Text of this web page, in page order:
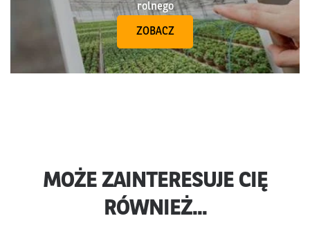
rolnego
ZOBACZ
MOŻE ZAINTERESUJE CIĘ
RÓWNIEŻ...